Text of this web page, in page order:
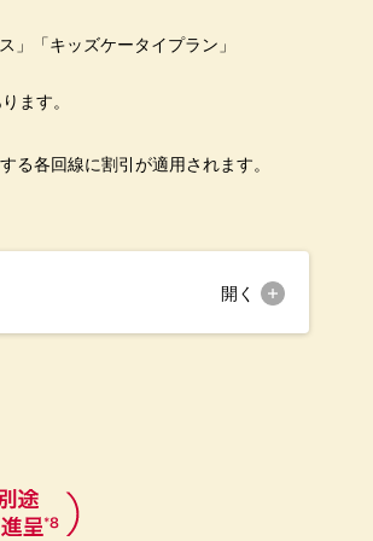
「キッズケータイプラン」
ます。
各回線に割引が適用されます。
開く